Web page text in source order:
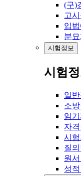
(구)
고
입
분
시험정보
시험
일
소
임
자
시
질
원
성